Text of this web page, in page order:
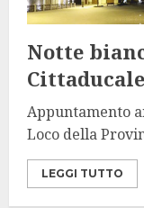
Notte
Cittaducale
Appuntamento
Loco della
LEGGI TUTTO